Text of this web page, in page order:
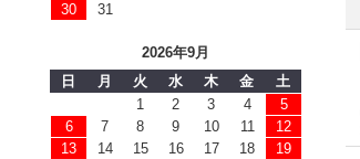
30
31
2026年9月
日
月 火 水 木 金
土
1
2 3 4
5
6
7 8 9 10 11
12
13
14 15 16 17 18
19